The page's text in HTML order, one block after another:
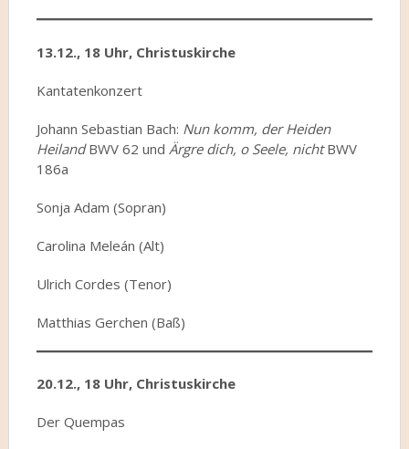
13.12., 18 Uhr, Christuskirche
Kantatenkonzert
Johann Sebastian Bach: Nun komm, der Heiden
HeilandBWV 62 und Ärgre dich, o Seele, nichtBWV
186a
Sonja Adam (Sopran)
Carolina Meleán (Alt)
Ulrich Cordes (Tenor)
Matthias Gerchen (Baß)
20.12., 18 Uhr, Christuskirche
Der Quempas